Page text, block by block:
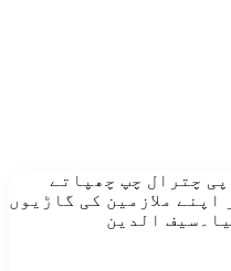
چترال چپ چھپاتے
ملازمین کی گاڑیوں
الدین